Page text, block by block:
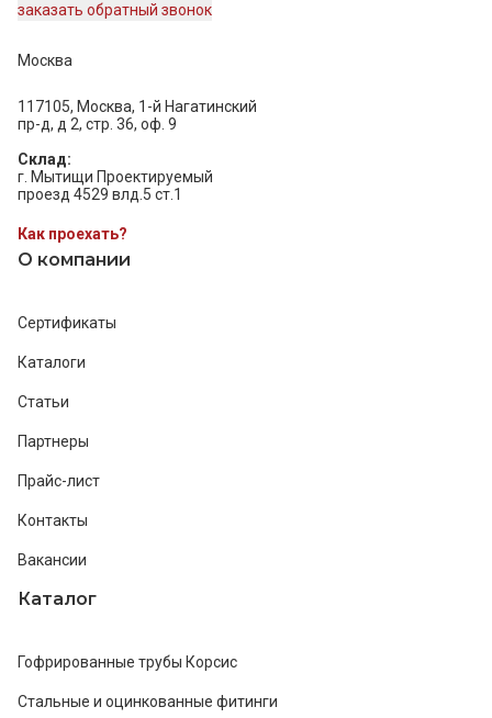
заказать обратный звонок
Москва
117105, Москва, 1-й Нагатинский
пр-д, д 2, стр. 36, оф. 9
Склад:
г. Мытищи Проектируемый
проезд 4529 влд.5 ст.1
Как проехать?
О компании
Сертификаты
Каталоги
Статьи
Партнеры
Прайс-лист
Контакты
Вакансии
Каталог
Гофрированные трубы Корсис
Стальные и оцинкованные фитинги